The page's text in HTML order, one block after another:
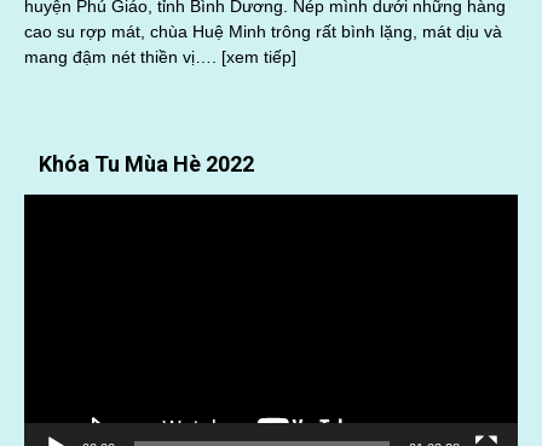
huyện Phú Giáo, tỉnh Bình Dương. Nép mình dưới những hàng
cao su rợp mát, chùa Huệ Minh trông rất bình lặng, mát dịu và
mang đậm nét thiền vị…. [xem tiếp]
Khóa Tu Mùa Hè 2022